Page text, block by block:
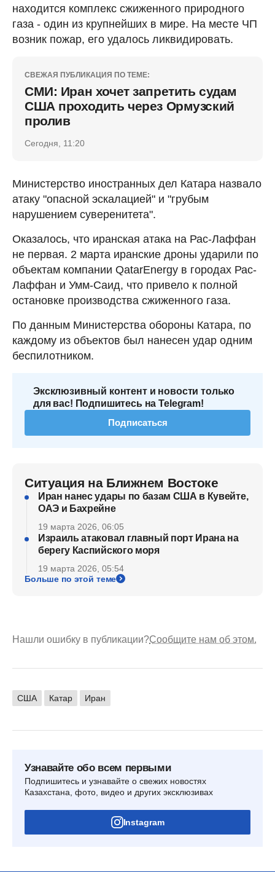
находится комплекс сжиженного природного
газа - один из крупнейших в мире. На месте ЧП
возник пожар, его удалось ликвидировать.
СВЕЖАЯ ПУБЛИКАЦИЯ ПО ТЕМЕ:
СМИ: Иран хочет запретить судам
США проходить через Ормузский
пролив
Сегодня, 11:20
Министерство иностранных дел Катара назвало
атаку "опасной эскалацией" и "грубым
нарушением суверенитета".
Оказалось, что иранская атака на Рас-Лаффан
не первая. 2 марта иранские дроны ударили по
объектам компании QatarEnergy в городах Рас-
Лаффан и Умм-Саид, что привело к полной
остановке производства сжиженного газа.
По данным Министерства обороны Катара, по
каждому из объектов был нанесен удар одним
беспилотником.
Эксклюзивный контент и новости только
для вас! Подпишитесь на Telegram!
Подписаться
Ситуация на Ближнем Востоке
Иран нанес удары по базам США в Кувейте,
ОАЭ и Бахрейне
19 марта 2026, 06:05
Израиль атаковал главный порт Ирана на
берегу Каспийского моря
19 марта 2026, 05:54
Больше по этой теме
Нашли ошибку в публикации?Сообщите нам об этом.
США Катар Иран
Узнавайте обо всем первыми
Подпишитесь и узнавайте о свежих новостях
Казахстана, фото, видео и других эксклюзивах
Instagram